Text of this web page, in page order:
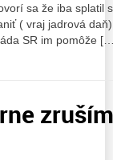
sa že iba splatil
( vraj jadrová
SR im pomôže